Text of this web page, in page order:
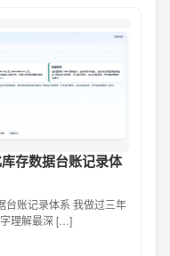
存数据台账记录体
台账记录体系 我做过三年
字理解最深 […]